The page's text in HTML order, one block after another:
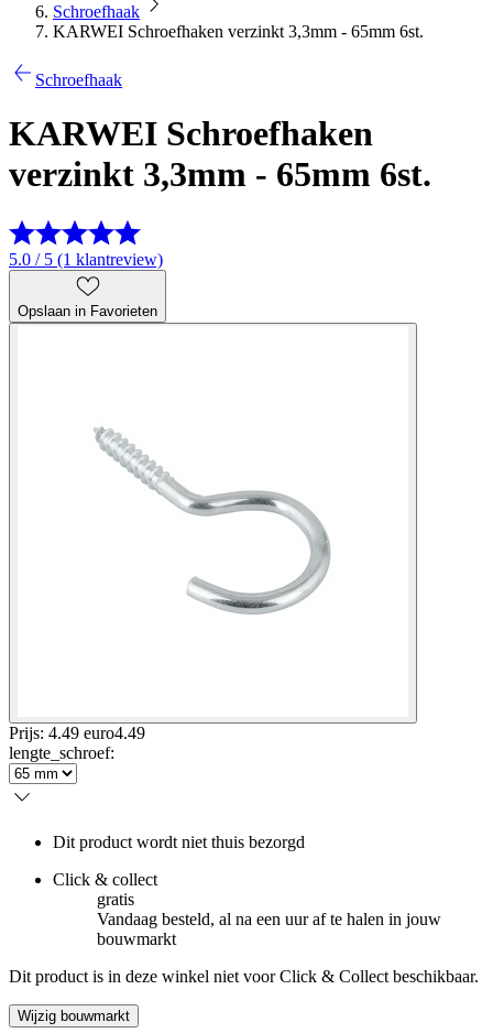
Schroefhaak
KARWEI Schroefhaken verzinkt 3,3mm - 65mm 6st.
Schroefhaak
KARWEI Schroefhaken
verzinkt 3,3mm - 65mm 6st.
5.0 / 5 (1 klantreview)
Opslaan in Favorieten
Prijs: 4.49 euro4.49
lengte_schroef:
Dit product wordt niet thuis bezorgd
Click & collect
gratis
Vandaag besteld, al na een uur af te halen in jouw
bouwmarkt
Dit product is in deze winkel niet voor Click & Collect beschikbaar.
Wijzig bouwmarkt